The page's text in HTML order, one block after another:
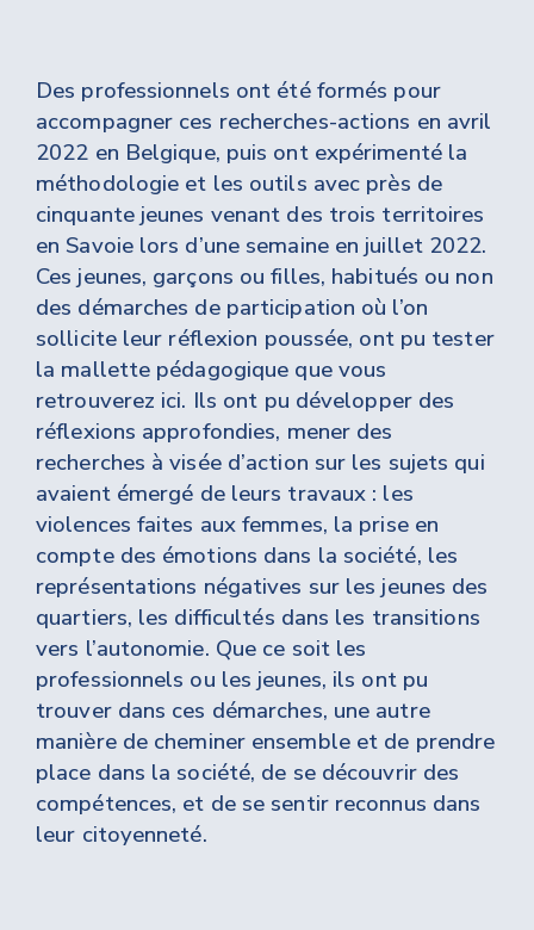
Des professionnels ont été formés pour
accompagner ces recherches-actions en avril
2022 en Belgique, puis ont expérimenté la
méthodologie et les outils avec près de
cinquante jeunes venant des trois territoires
en Savoie lors d’une semaine en juillet 2022.
Ces jeunes, garçons ou filles, habitués ou non
des démarches de participation où l’on
sollicite leur réflexion poussée, ont pu tester
la mallette pédagogique que vous
retrouverez ici. Ils ont pu développer des
réflexions approfondies, mener des
recherches à visée d’action sur les sujets qui
avaient émergé de leurs travaux : les
violences faites aux femmes, la prise en
compte des émotions dans la société, les
représentations négatives sur les jeunes des
quartiers, les difficultés dans les transitions
vers l’autonomie. Que ce soit les
professionnels ou les jeunes, ils ont pu
trouver dans ces démarches, une autre
manière de cheminer ensemble et de prendre
place dans la société, de se découvrir des
compétences, et de se sentir reconnus dans
leur citoyenneté.